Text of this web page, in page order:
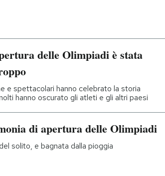
delle Olimpiadi è stata
e spettacolari hanno celebrato la storia
hanno oscurato gli atleti e gli altri paesi
di apertura delle Olimpiadi
solito, e bagnata dalla pioggia